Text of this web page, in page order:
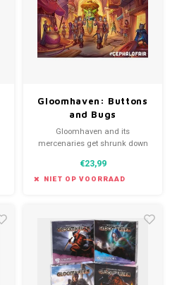
Gloomhaven: Buttons
and Bugs
Gloomhaven and its
mercenaries get shrunk down
single-player adventure!
€23,99
NIET OP VOORRAAD